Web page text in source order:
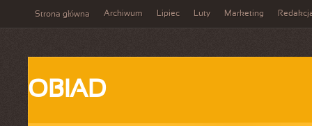
Strona główna Archiwum Lipiec Luty Marketing
OBIAD